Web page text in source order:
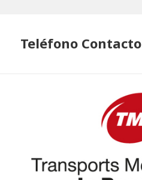
Teléfono Contacto